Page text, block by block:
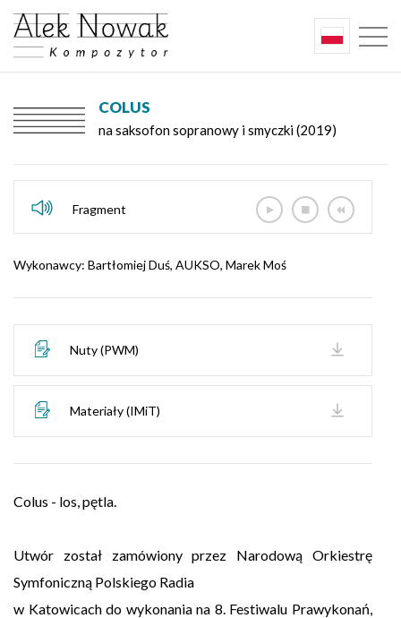
COLUS
na saksofon sopranowy i smyczki (2019)
Fragment
Wykonawcy: Bartłomiej Duś, AUKSO, Marek Moś
Nuty (PWM)
Materiały (IMiT)
Colus - los, pętla.
Utwór został zamówiony przez Narodową Orkiestrę
Symfoniczną Polskiego Radia
w Katowicach do wykonania na 8. Festiwalu Prawykonań,